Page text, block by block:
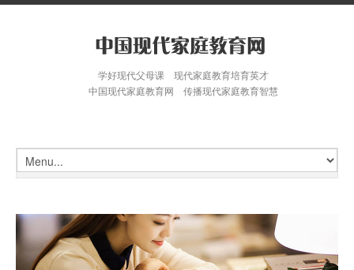
学好现代父母课 现代家庭教育培育英才
中国现代家庭教育网 传播现代家庭教育智慧